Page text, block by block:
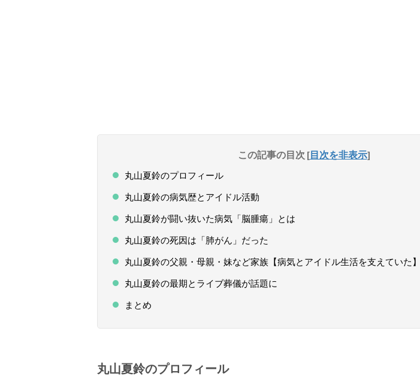
この記事の目次 [目次を非表示]
丸山夏鈴のプロフィール
丸山夏鈴の病気歴とアイドル活動
丸山夏鈴が闘い抜いた病気「脳腫瘍」とは
丸山夏鈴の死因は「肺がん」だった
丸山夏鈴の父親・母親・妹など家族【病気とアイドル生活を支えていた】
丸山夏鈴の最期とライブ葬儀が話題に
まとめ
丸山夏鈴のプロフィール